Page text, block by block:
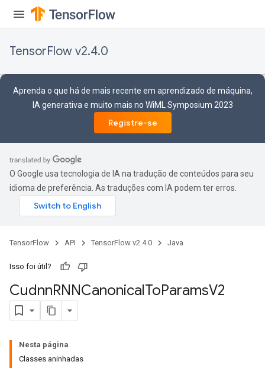
TensorFlow v2.4.0
Aprenda o que há de mais recente em aprendizado de máquina,
IA generativa e muito mais no WiML Symposium 2023
Registre-se
O Google usa tecnologia de IA na tradução de conteúdos para seu
idioma de preferência. As traduções com IA podem ter erros.
TensorFlow API TensorFlow v2.4.0 Java
Isso foi útil?
CudnnRNNCanonicalToParamsV2
Nesta página
Classes aninhadas